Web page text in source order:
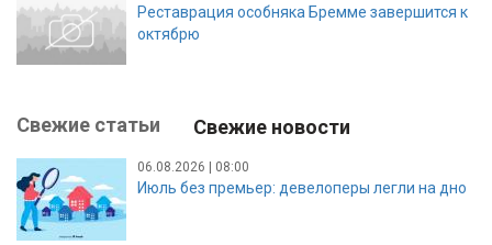
Реставрация особняка Бремме завершится к
октябрю
Свежие статьи Свежие новости
06.08.2026 | 08:00
Июль без премьер: девелоперы легли на дно